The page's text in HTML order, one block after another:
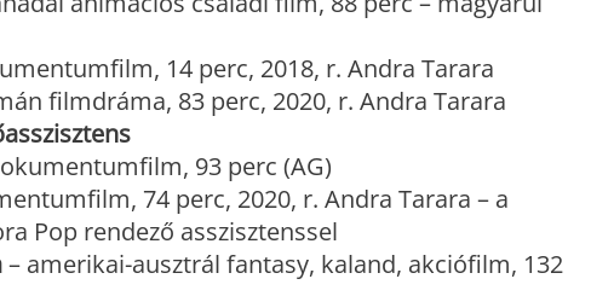
14 perc, 2018, r. Andra Tarara
filmdráma, 83 perc, 2020, r. Andra Tarara
93 perc (AG)
74 perc, 2020, r. Andra Tarara – a
Pop rendező asszisztenssel
– amerikai-ausztrál fantasy, kaland, akciófilm, 132